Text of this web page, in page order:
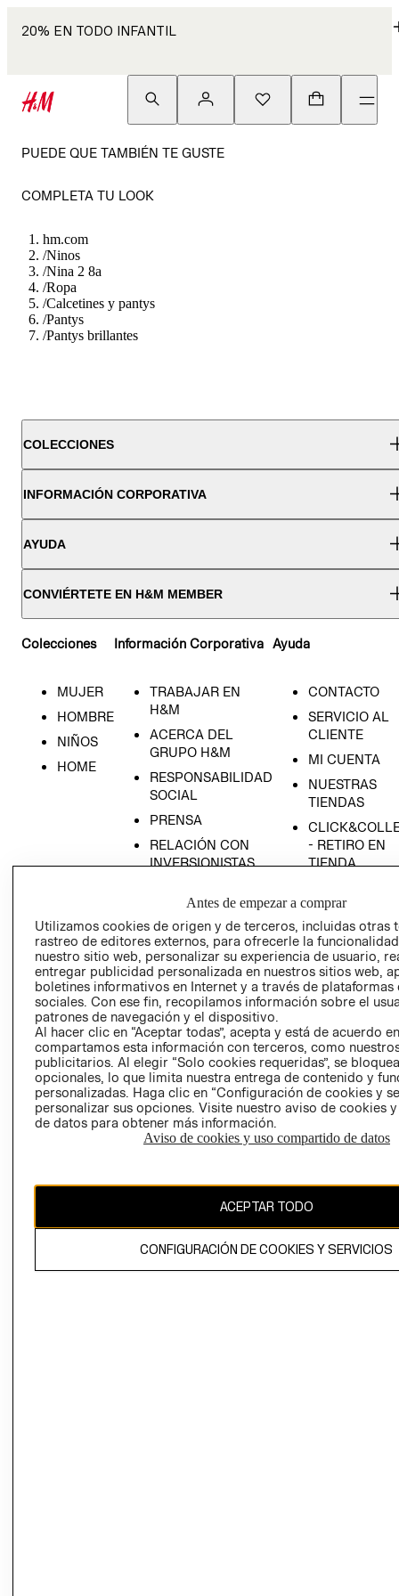
20% EN TODO INFANTIL
PUEDE QUE TAMBIÉN TE GUSTE
COMPLETA TU LOOK
hm.com
/Ninos
/Nina 2 8a
/Ropa
/Calcetines y pantys
/Pantys
/Pantys brillantes
COLECCIONES
INFORMACIÓN CORPORATIVA
AYUDA
CONVIÉRTETE EN H&M MEMBER
Colecciones
MUJER
HOMBRE
NIÑOS
HOME
Información Corporativa
TRABAJAR EN
H&M
ACERCA DEL
GRUPO H&M
RESPONSABILIDAD
SOCIAL
PRENSA
RELACIÓN CON
INVERSIONISTAS
EMPRESARIAL
Ayuda
CONTACTO
SERVICIO AL
CLIENTE
MI CUENTA
NUESTRAS
TIENDAS
- RETIRO EN
TIENDA
CONDICIONES
AVISO DE
PRIVACIDAD
GIFT CARD
AVISO DE
El contenido de esta página web está protegido por copyright y es
Antes de empezar a comprar
Utilizamos cookies de origen y de terceros, incluidas otras
rastreo de editores externos, para ofrecerle la
nuestro sitio web, personalizar su experiencia de usuario,
entregar publicidad personalizada en nuestros sitios web,
boletines informativos en Internet y a través de plataformas
sociales. Con ese fin, recopilamos información sobre el
patrones de navegación y el dispositivo.
Al hacer clic en “Aceptar todas”, acepta y está de acuerdo
compartamos esta información con terceros, como
publicitarios. Al elegir “Solo cookies requeridas”, se
opcionales, lo que limita nuestra entrega de contenido y
personalizadas. Haga clic en “Configuración de cookies y
personalizar sus opciones. Visite nuestro aviso de cookies
de datos para obtener más información.
Aviso de cookies y uso compartido de datos
ACEPTAR TODO
CONFIGURACIÓN DE COOKIES Y SERVICIOS